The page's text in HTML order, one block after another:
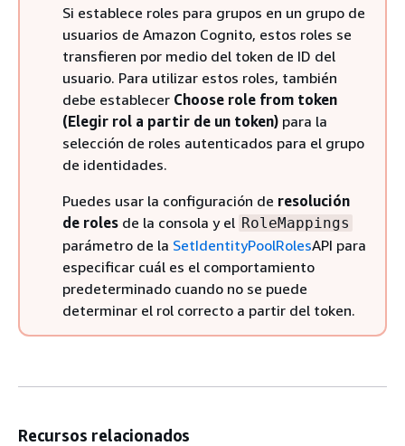
Si establece roles para grupos en un grupo de
usuarios de Amazon Cognito, estos roles se
transfieren por medio del token de ID del
usuario. Para utilizar estos roles, también
debe establecer Choose role from token
(Elegir rol a partir de un token) para la
selección de roles autenticados para el grupo
de identidades.
Puedes usar la configuración de resolución
de roles de la consola y el RoleMappings
parámetro de la SetIdentityPoolRolesAPI para
especificar cuál es el comportamiento
predeterminado cuando no se puede
determinar el rol correcto a partir del token.
Recursos relacionados